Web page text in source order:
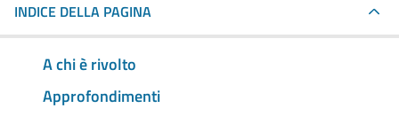
INDICE DELLA PAGINA
A chi è rivolto
Approfondimenti